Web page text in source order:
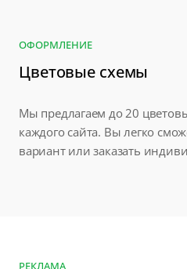
ОФОРМЛЕНИЕ
Цветовые схемы
Мы предлагаем до 20
каждого сайта. Вы легко
вариант или заказать
РЕКЛАМА